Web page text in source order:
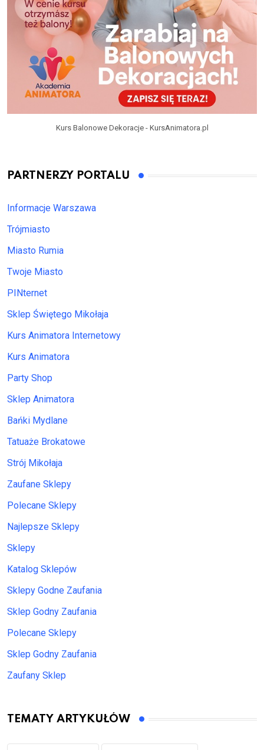
Kurs Balonowe Dekoracje - KursAnimatora.pl
PARTNERZY PORTALU
Informacje Warszawa
Trójmiasto
Miasto Rumia
Twoje Miasto
PINternet
Sklep Świętego Mikołaja
Kurs Animatora Internetowy
Kurs Animatora
Party Shop
Sklep Animatora
Bańki Mydlane
Tatuaże Brokatowe
Strój Mikołaja
Zaufane Sklepy
Polecane Sklepy
Najlepsze Sklepy
Sklepy
Katalog Sklepów
Sklepy Godne Zaufania
Sklep Godny Zaufania
Polecane Sklepy
Sklep Godny Zaufania
Zaufany Sklep
TEMATY ARTYKUŁÓW